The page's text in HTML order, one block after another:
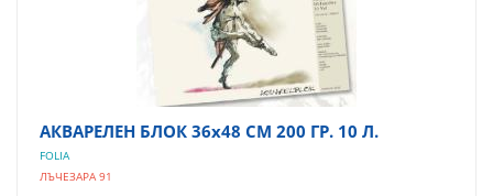
АКВАРЕЛЕН БЛОК 36х48 СМ 200 ГР. 10 Л.
FOLIA
ЛЪЧЕЗАРА 91